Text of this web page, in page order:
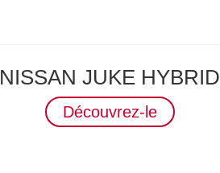
NISSAN JUKE HYBRID
Découvrez-le